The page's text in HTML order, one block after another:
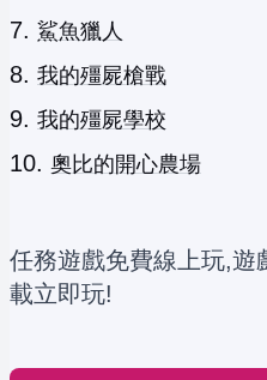
鯊魚獵人
我的殭屍槍戰
我的殭屍學校
奧比的開心農場
任務遊戲免費線上玩,遊
載立即玩!